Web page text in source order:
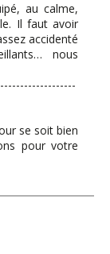
au calme,
Il faut avoir
accidenté
nous
se soit bien
pour votre